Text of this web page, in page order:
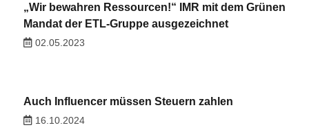
„Wir bewahren Ressourcen!“ IMR mit dem Grünen
Mandat der ETL-Gruppe ausgezeichnet
02.05.2023
Auch Influencer müssen Steuern zahlen
16.10.2024